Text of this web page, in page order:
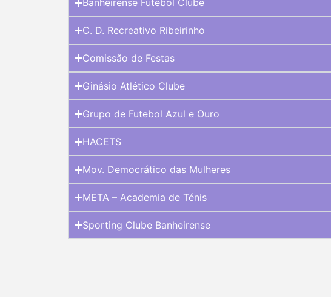
Banheirense Futebol Clube
C. D. Recreativo Ribeirinho
Comissão de Festas
Ginásio Atlético Clube
Grupo de Futebol Azul e Ouro
HACETS
Mov. Democrático das Mulheres
META – Academia de Ténis
Sporting Clube Banheirense